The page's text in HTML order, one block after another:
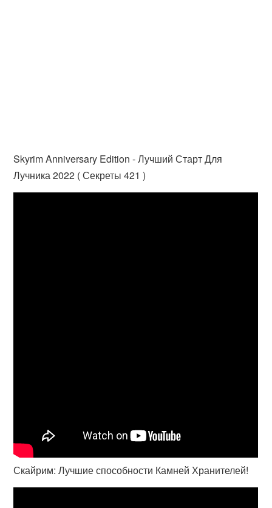
Skyrim Anniversary Edition - Лучший Старт Для
Лучника 2022 ( Секреты 421 )
Скайрим: Лучшие способности Камней Хранителей!